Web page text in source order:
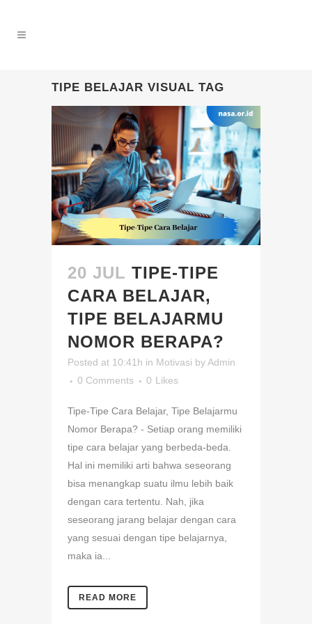
TIPE BELAJAR VISUAL TAG
20 JUL TIPE-TIPE
CARA BELAJAR,
TIPE BELAJARMU
NOMOR BERAPA?
Posted at 10:41h in Motivasi byAdmin
0 Comments
0 Likes
Tipe-Tipe Cara Belajar, Tipe Belajarmu
Nomor Berapa? - Setiap orang memiliki
tipe cara belajar yang berbeda-beda.
Hal ini memiliki arti bahwa seseorang
bisa menangkap suatu ilmu lebih baik
dengan cara tertentu. Nah, jika
seseorang jarang belajar dengan cara
yang sesuai dengan tipe belajarnya,
maka ia...
READ MORE